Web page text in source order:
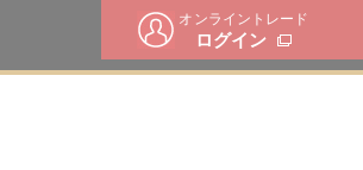
オンライントレード
ログイン